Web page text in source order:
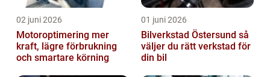
02 juni 2026
Motoroptimering mer
kraft, lägre förbrukning
och smartare körning
01 juni 2026
Bilverkstad Östersund så
väljer du rätt verkstad för
din bil